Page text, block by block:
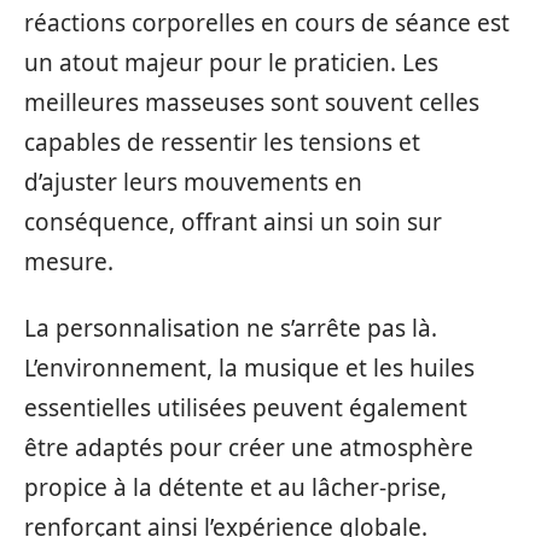
réactions corporelles en cours de séance est
un atout majeur pour le praticien. Les
meilleures masseuses sont souvent celles
capables de ressentir les tensions et
d’ajuster leurs mouvements en
conséquence, offrant ainsi un soin sur
mesure.
La personnalisation ne s’arrête pas là.
L’environnement, la musique et les huiles
essentielles utilisées peuvent également
être adaptés pour créer une atmosphère
propice à la détente et au lâcher-prise,
renforçant ainsi l’expérience globale.